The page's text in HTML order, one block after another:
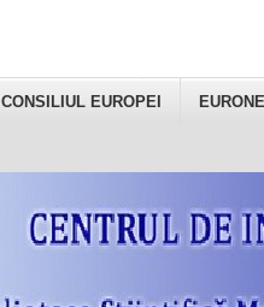
CONSILIUL EUROPEI